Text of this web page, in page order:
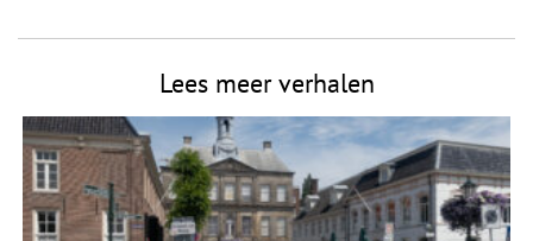
Lees meer verhalen